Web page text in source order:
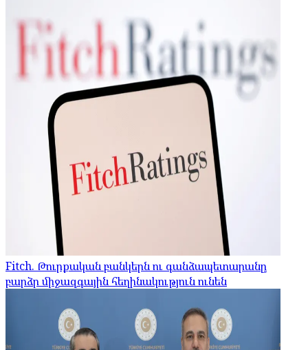
Fitch. Թուրքական բանկերն ու գանձապետարանը
բարձր միջազգային հեղինակություն ունեն